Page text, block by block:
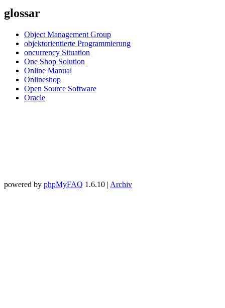
glossar
Object Management Group
objektorientierte Programmierung
oncurrency Situation
One Shop Solution
Online Manual
Onlineshop
Open Source Software
Oracle
powered by phpMyFAQ 1.6.10 | Archiv